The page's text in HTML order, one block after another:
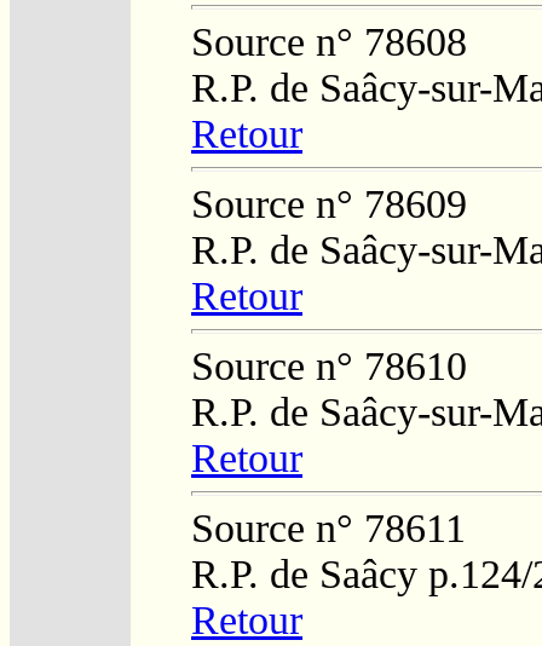
Source n° 78608
R.P. de Saâcy-sur-
Retour
Source n° 78609
R.P. de Saâcy-sur-
Retour
Source n° 78610
R.P. de Saâcy-sur-
Retour
Source n° 78611
R.P. de Saâcy
Retour